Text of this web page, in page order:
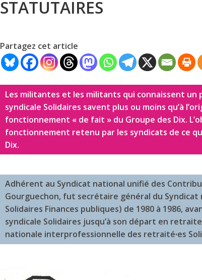
STATUTAIRES
Partagez cet article
Les militantes et les militants qui connaissent un
syndicale Solidaires savent plus ou moins qu’à
fonctionnement « de fait » du Groupe des Dix.
fonctionnement retenu par les syndicats de ce
Dix.
Adhérent au Syndicat national unifié des
Gourguechon, fut secrétaire général du Syndicat
Solidaires Finances publiques) de 1980 à 1986,
syndicale Solidaires jusqu’à son départ en
nationale interprofessionnelle des retraité∙es